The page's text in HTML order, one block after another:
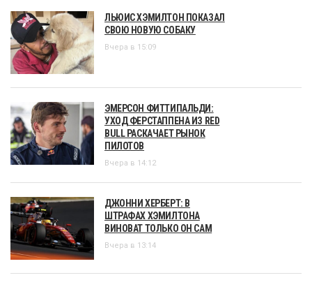
ЛЬЮИС ХЭМИЛТОН ПОКАЗАЛ
СВОЮ НОВУЮ СОБАКУ
Вчера в 15:09
ЭМЕРСОН ФИТТИПАЛЬДИ:
УХОД ФЕРСТАППЕНА ИЗ RED
BULL РАСКАЧАЕТ РЫНОК
ПИЛОТОВ
Вчера в 14:12
ДЖОННИ ХЕРБЕРТ: В
ШТРАФАХ ХЭМИЛТОНА
ВИНОВАТ ТОЛЬКО ОН САМ
Вчера в 13:14